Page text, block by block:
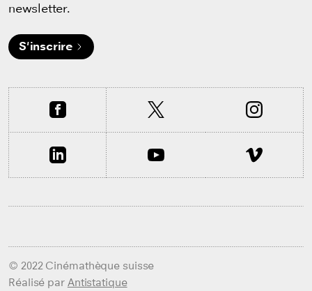
newsletter.
S'inscrire
© 2022 Cinémathèque suisse
Réalisé par Antistatique